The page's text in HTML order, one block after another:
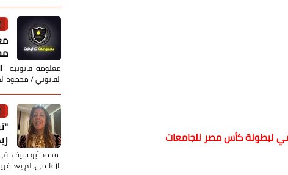
لبطولة كأس مصر للجامعات
معلومة قانونية
القانوني / محمود
محمد أبو سيف
الإعلامي، لم يعد